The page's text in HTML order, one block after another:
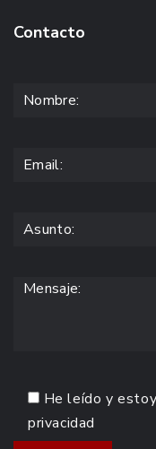
Contacto
He leído y
privacidad